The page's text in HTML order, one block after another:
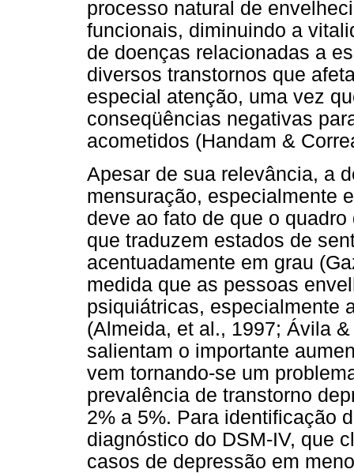
processo natural de
funcionais, diminuindo a
de doenças relacionadas a
diversos transtornos que
especial atenção, uma vez
conseqüências negativas
acometidos (Handam &
Apesar de sua relevância, a
mensuração, especialmente
deve ao fato de que o
que traduzem estados de
acentuadamente em grau
medida que as pessoas
psiquiátricas, especialmente
(Almeida, et al., 1997; Ávila
salientam o importante
vem tornando-se um
prevalência de transtorno
2% a 5%. Para identificação
diagnóstico do DSM-IV, que
casos de depressão em